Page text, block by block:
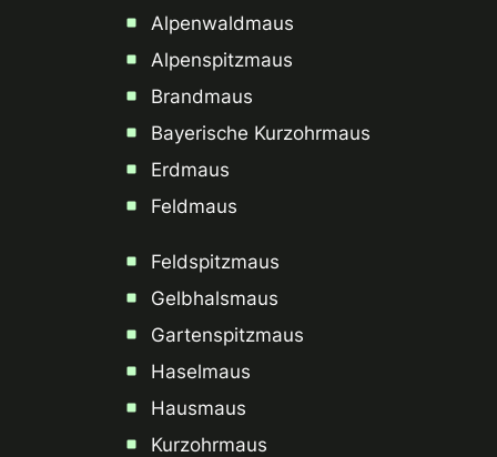
Alpenwaldmaus
Alpenspitzmaus
Brandmaus
Bayerische Kurzohrmaus
Erdmaus
Feldmaus
Feldspitzmaus
Gelbhalsmaus
Gartenspitzmaus
Haselmaus
Hausmaus
Kurzohrmaus